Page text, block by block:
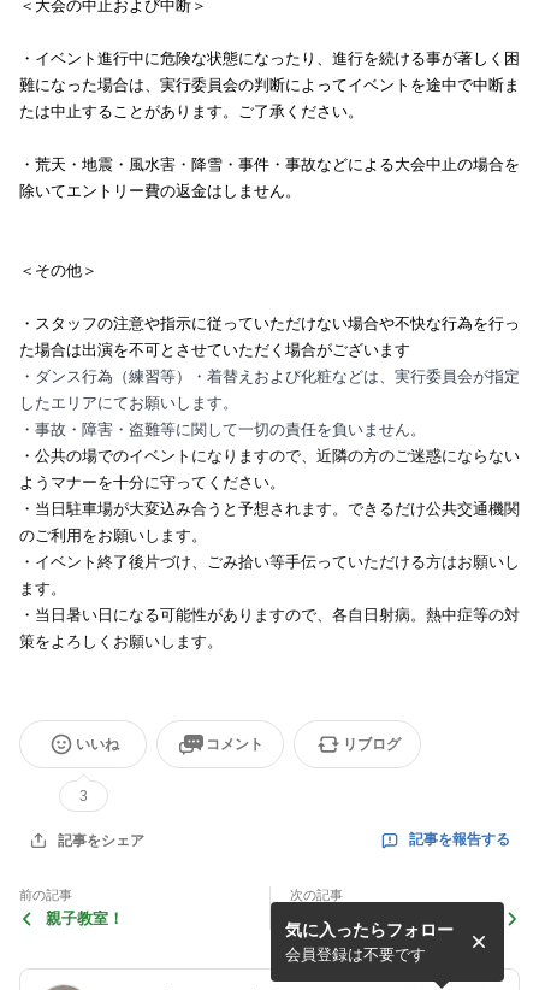
＜大会の中止および中断＞
・イベント進行中に危険な状態になったり、進行を続ける事が著しく困
難になった場合は、実行委員会の判断によってイベントを途中で中断ま
たは中止することがあります。ご了承ください。
・荒天・地震・風水害・降雪・事件・事故などによる大会中止の場合を
除いてエントリー費の返金はしません。
＜その他＞
・スタッフの注意や指示に従っていただけない場合や不快な行為を行っ
た場合は出演を不可とさせていただく場合がございます
・ダンス行為（練習等）・着替えおよび化粧などは、実行委員会が指定
したエリアにてお願いします。
・事故・障害・盗難等に関して一切の責任を負いません。
・公共の場でのイベントになりますので、近隣の方のご迷惑にならない
ようマナーを十分に守ってください。
・当日駐車場が大変込み合うと予想されます。できるだけ公共交通機関
のご利用をお願いします。
・イベント終了後片づけ、ごみ拾い等手伝っていただける方はお願いし
ます。
・当日暑い日になる可能性がありますので、各自日射病。熱中症等の対
策をよろしくお願いします。
いいね
3
コメント リブログ
記事をシェア 記事を報告する
前の記事
親子教室！
次の記事
気に入ったらフォロー
会員登録は不要です